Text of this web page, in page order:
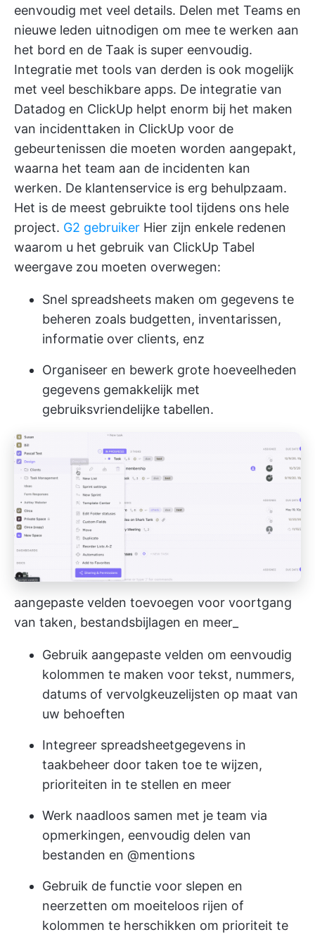
eenvoudig met veel details. Delen met Teams en
nieuwe leden uitnodigen om mee te werken aan
het bord en de Taak is super eenvoudig.
Integratie met tools van derden is ook mogelijk
met veel beschikbare apps. De integratie van
Datadog en ClickUp helpt enorm bij het maken
van incidenttaken in ClickUp voor de
gebeurtenissen die moeten worden aangepakt,
waarna het team aan de incidenten kan
werken. De klantenservice is erg behulpzaam.
Het is de meest gebruikte tool tijdens ons hele
project. G2 gebruiker Hier zijn enkele redenen
waarom u het gebruik van ClickUp Tabel
weergave zou moeten overwegen:
Snel spreadsheets maken om gegevens te
beheren zoals budgetten, inventarissen,
informatie over clients, enz
Organiseer en bewerk grote hoeveelheden
gegevens gemakkelijk met
gebruiksvriendelijke tabellen.
aangepaste velden toevoegen voor voortgang
van taken, bestandsbijlagen en meer_
Gebruik aangepaste velden om eenvoudig
kolommen te maken voor tekst, nummers,
datums of vervolgkeuzelijsten op maat van
uw behoeften
Integreer spreadsheetgegevens in
taakbeheer door taken toe te wijzen,
prioriteiten in te stellen en meer
Werk naadloos samen met je team via
opmerkingen, eenvoudig delen van
bestanden en @mentions
Gebruik de functie voor slepen en
neerzetten om moeiteloos rijen of
kolommen te herschikken om prioriteit te